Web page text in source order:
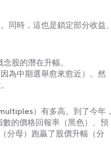
同時，這也是鎖定部分收益、
股的潛在升幅。
為中期選舉愈來愈近）。然
）有多高。到了今年，
的價格回報率（黑色）、預
分母）跑贏了股價升幅（分